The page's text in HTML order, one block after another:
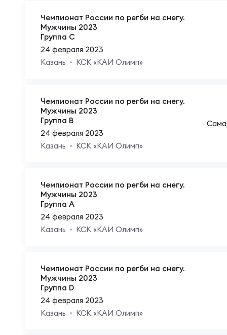
Чемпионат России по регби на снегу.
Мужчины 2023
Группа C
24 февраля 2023
Казань
КСК «КАИ Олимп»
Чемпионат России по регби на снегу.
Мужчины 2023
Группа B
24 февраля 2023
Казань
КСК «КАИ Олимп»
Чемпионат России по регби на снегу.
Мужчины 2023
Группа A
24 февраля 2023
Казань
КСК «КАИ Олимп»
Чемпионат России по регби на снегу.
Мужчины 2023
Группа D
24 февраля 2023
Казань
КСК «КАИ Олимп»